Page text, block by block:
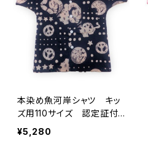
浜通り 港町
本染め魚河岸シャツ キッ
ズ用110サイズ 認定証付
き 木綿晒 星柄入り豆絞
り 紺×白 子供用 日本
¥5,280